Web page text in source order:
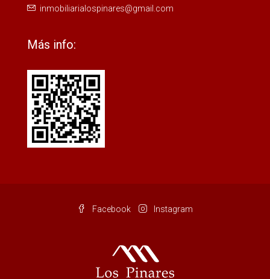
inmobiliarialospinares@gmail.com
Más info:
Facebook Instagram